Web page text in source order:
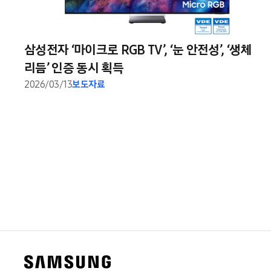
삼성전자 ‘마이크로 RGB TV’, ‘눈 안전성’, ‘생체
리듬’ 인증 동시 획득
2026/03/13보도자료